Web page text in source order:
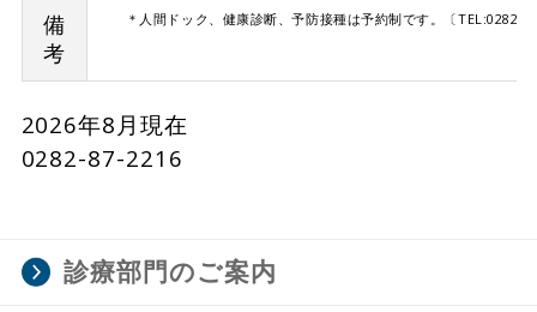
備
考
＊人間ドック、健康診断、予防接種は予約制です。〔TEL:0282-
2026年8月現在
0282-87-2216
診療部門のご案内